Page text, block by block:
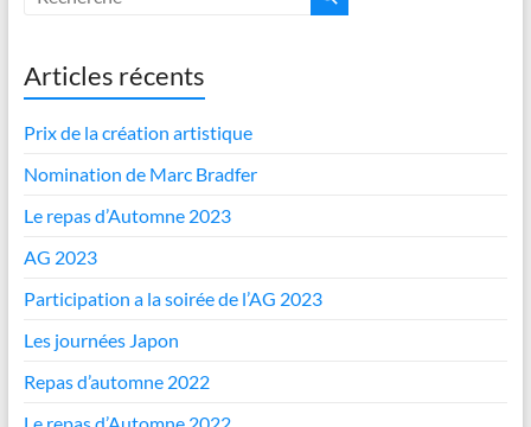
Articles récents
Prix de la création artistique
Nomination de Marc Bradfer
Le repas d’Automne 2023
AG 2023
Participation a la soirée de l’AG 2023
Les journées Japon
Repas d’automne 2022